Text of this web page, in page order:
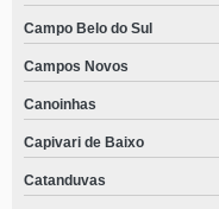
Campo Belo do Sul
Campos Novos
Canoinhas
Capivari de Baixo
Catanduvas